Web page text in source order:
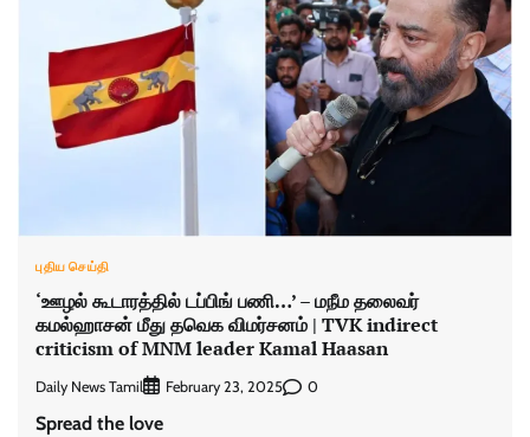
புதிய செய்தி
‘ஊழல் கூடாரத்தில் டப்பிங் பணி…’ – மநீம தலைவர்
கமல்ஹாசன் மீது தவெக விமர்சனம் | TVK indirect
criticism of MNM leader Kamal Haasan
Daily News Tamil February 23, 2025 0
Spread the love